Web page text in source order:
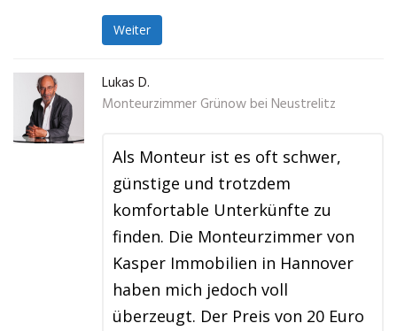
Weiter
Lukas D.
Monteurzimmer Grünow bei Neustrelitz
Als Monteur ist es oft schwer,
günstige und trotzdem
komfortable Unterkünfte zu
finden. Die Monteurzimmer von
Kasper Immobilien in Hannover
haben mich jedoch voll
überzeugt. Der Preis von 20 Euro